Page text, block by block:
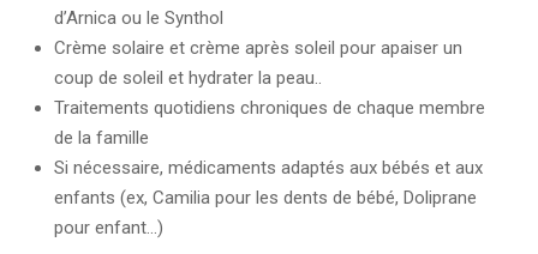
d’Arnica ou le Synthol
Crème solaire et crème après soleil pour apaiser un
coup de soleil et hydrater la peau..
Traitements quotidiens chroniques de chaque membre
de la famille
Si nécessaire, médicaments adaptés aux bébés et aux
enfants (ex, Camilia pour les dents de bébé, Doliprane
pour enfant…)